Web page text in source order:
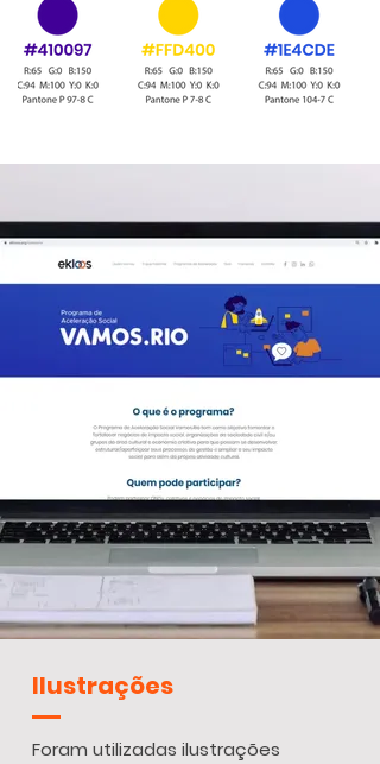
Ilustrações
Foram utilizadas ilustrações